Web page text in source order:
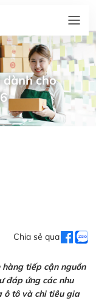
cho
Chia sẻ qua
tiếp cận nguồn
đáp ứng các nhu
ô tô và chi tiêu gia